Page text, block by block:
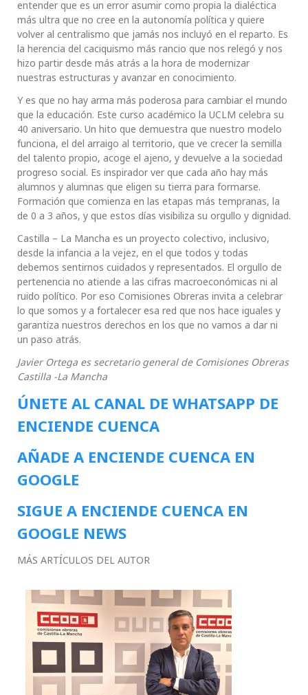
entender que es un error asumir como propia la dialéctica
más ultra que no cree en la autonomía política y quiere
volver al centralismo que jamás nos incluyó en el reparto. Es
la herencia del caciquismo más rancio que nos relegó y nos
hizo partir desde más atrás a la hora de modernizar
nuestras estructuras y avanzar en conocimiento.
Y es que no hay arma más poderosa para cambiar el mundo
que la educación. Este curso académico la UCLM celebra su
40 aniversario. Un hito que demuestra que nuestro modelo
funciona, el del arraigo al territorio, que ve crecer la semilla
del talento propio, acoge el ajeno, y devuelve a la sociedad
progreso social. Es inspirador ver que cada año hay más
alumnos y alumnas que eligen su tierra para formarse.
Formación que comienza en las etapas más tempranas, la
de 0 a 3 años, y que estos días visibiliza su orgullo y dignidad.
Castilla – La Mancha es un proyecto colectivo, inclusivo,
desde la infancia a la vejez, en el que todos y todas
debemos sentirnos cuidados y representados. El orgullo de
pertenencia no atiende a las cifras macroeconómicas ni al
ruido político. Por eso Comisiones Obreras invita a celebrar
lo que somos y a fortalecer esa red que nos hace iguales y
garantiza nuestros derechos en los que no vamos a dar ni
un paso atrás.
Javier Ortega es secretario general de Comisiones Obreras
Castilla -La Mancha
ÚNETE AL CANAL DE WHATSAPP DE
ENCIENDE CUENCA
AÑADE A ENCIENDE CUENCA EN
GOOGLE
SIGUE A ENCIENDE CUENCA EN
GOOGLE NEWS
MÁS ARTÍCULOS DEL AUTOR